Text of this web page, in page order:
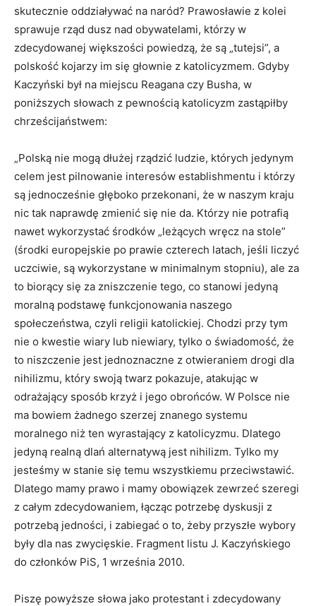
skutecznie oddziaływać na naród? Prawosławie z kolei
sprawuje rząd dusz nad obywatelami, którzy w
zdecydowanej większości powiedzą, że są „tutejsi”, a
polskość kojarzy im się głownie z katolicyzmem. Gdyby
Kaczyński był na miejscu Reagana czy Busha, w
poniższych słowach z pewnością katolicyzm zastąpiłby
chrześcijaństwem:
„Polską nie mogą dłużej rządzić ludzie, których jedynym
celem jest pilnowanie interesów establishmentu i którzy
są jednocześnie głęboko przekonani, że w naszym kraju
nic tak naprawdę zmienić się nie da. Którzy nie potrafią
nawet wykorzystać środków „leżących wręcz na stole”
(środki europejskie po prawie czterech latach, jeśli liczyć
uczciwie, są wykorzystane w minimalnym stopniu), ale za
to biorący się za zniszczenie tego, co stanowi jedyną
moralną podstawę funkcjonowania naszego
społeczeństwa, czyli religii katolickiej. Chodzi przy tym
nie o kwestie wiary lub niewiary, tylko o świadomość, że
to niszczenie jest jednoznaczne z otwieraniem drogi dla
nihilizmu, który swoją twarz pokazuje, atakując w
odrażający sposób krzyż i jego obrońców. W Polsce nie
ma bowiem żadnego szerzej znanego systemu
moralnego niż ten wyrastający z katolicyzmu. Dlatego
jedyną realną dlań alternatywą jest nihilizm. Tylko my
jesteśmy w stanie się temu wszystkiemu przeciwstawić.
Dlatego mamy prawo i mamy obowiązek zewrzeć szeregi
z całym zdecydowaniem, łącząc potrzebę dyskusji z
potrzebą jedności, i zabiegać o to, żeby przyszłe wybory
były dla nas zwycięskie. Fragment listu J. Kaczyńskiego
do członków PiS, 1 września 2010.
Piszę powyższe słowa jako protestant i zdecydowany